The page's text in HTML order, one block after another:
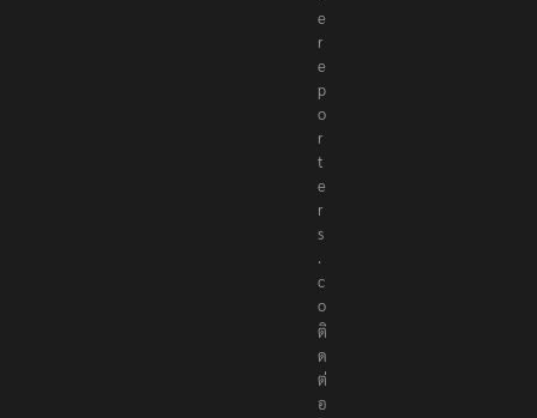
h
e
r
e
p
o
r
t
e
r
s
.
c
o
ติ
ด
ต่